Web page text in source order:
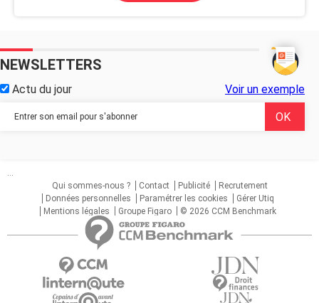
NEWSLETTERS
Actu du jour Voir un exemple
...
Qui sommes-nous ?
Contact Publicité
Recrutement
Données personnelles
Paramétrer les cookies
Gérer Utiq
Mentions légales
Groupe Figaro © 2026 CCM Benchmark